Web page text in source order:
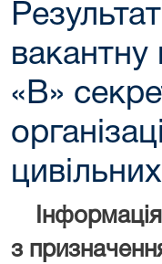
вакантну
«В»
з